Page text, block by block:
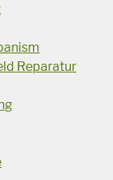
Reparatur